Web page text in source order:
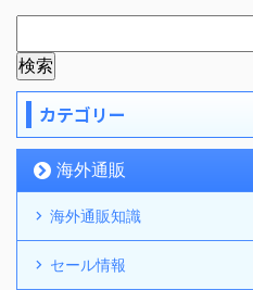
カテゴリー
海外通販
海外通販知識
セール情報